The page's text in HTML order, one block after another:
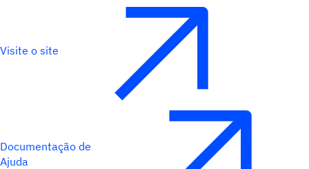
Visite o site
Documentação de
Ajuda